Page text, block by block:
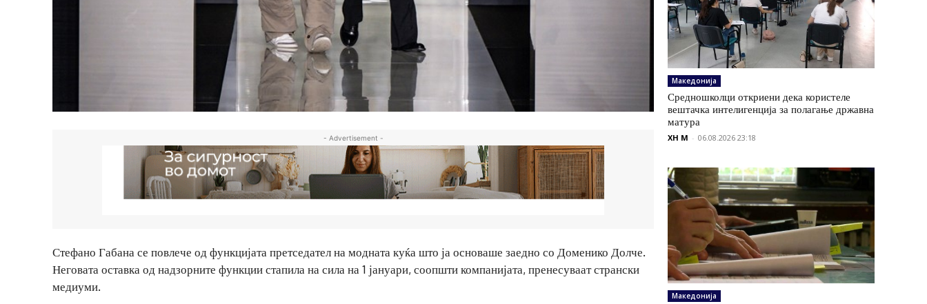
- Advertisement -
Стефано Габана се повлече од функцијата претседател на модната куќа што ја основаше заедно со Доменико Долче.
Неговата оставка од надзорните функции стапила на сила на 1 јануари, соопшти компанијата, пренесуваат странски
медиуми.
Македонија
Средношколци откриени дека користеле
вештачка интелигенција за полагање државна
матура
XH M - 06.08.2026 23:18
Македонија